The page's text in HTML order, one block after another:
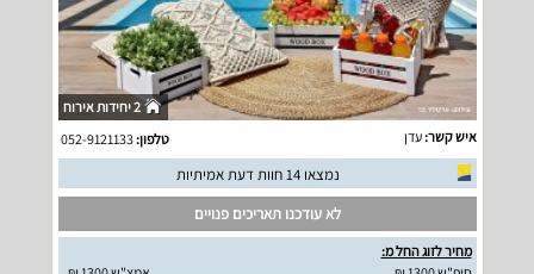
2 יחידות אירוח
איש קשר:עדן טלפון:052-9121133
נמצאו 14 חוות דעת אמיתיות
לא עודכנו תאריכים פנויים
מחיר לזוג החל מ: